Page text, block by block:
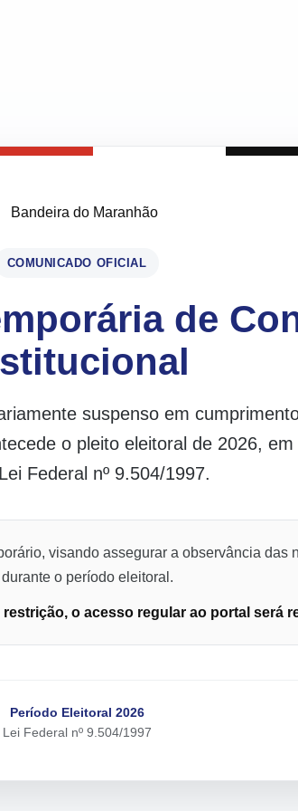
COMUNICADO OFICIAL
de
suspenso em
o pleito eleitoral de 2026,
Federal nº 9.504/1997.
visando assegurar a observância das
o período eleitoral.
o acesso regular ao portal será
Período Eleitoral 2026
Lei Federal nº 9.504/1997